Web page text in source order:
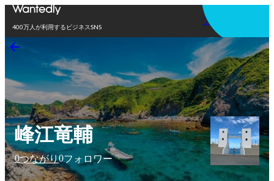
400万人が利用するビジネスSNS
アプリを使う
峰江竜輔
0つながり0フォロワー